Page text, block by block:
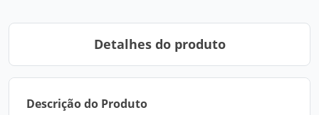
Detalhes do produto
Descrição do Produto